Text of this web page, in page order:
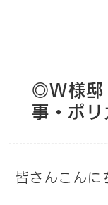
◎W様邸
事・ポ
皆さんこんに